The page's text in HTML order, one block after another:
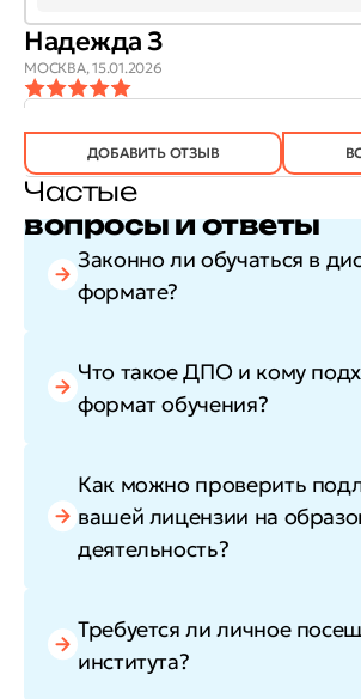
Надежда З
МОСКВА,15.01.2026
ПОЛЕЗЕН?
ДОБАВИТЬ ОТЗЫВ
Частые
вопросы и ответы
Законно ли обучаться в
формате?
Что такое ДПО и кому
формат обучения?
Как можно проверить
вашей лицензии на
деятельность?
Требуется ли личное
института?